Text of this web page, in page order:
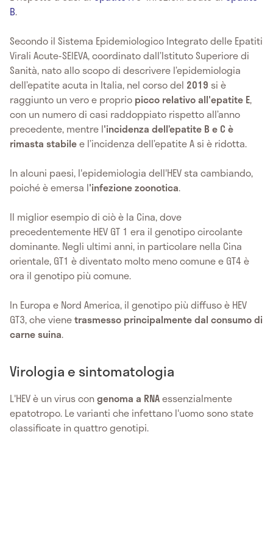
B.
Secondo il Sistema Epidemiologico Integrato delle Epatiti
Virali Acute-SEIEVA, coordinato dall’Istituto Superiore di
Sanità, nato allo scopo di descrivere l’epidemiologia
dell’epatite acuta in Italia, nel corso del 2019 si è
raggiunto un vero e proprio picco relativo all'epatite E,
con un numero di casi raddoppiato rispetto all’anno
precedente, mentre l'incidenza dell’epatite B e C è
rimasta stabilee l’incidenza dell’epatite A si è ridotta.
In alcuni paesi, l'epidemiologia dell'HEV sta cambiando,
poiché è emersa l'infezione zoonotica.
Il miglior esempio di ciò è la Cina, dove
precedentemente HEV GT 1 era il genotipo circolante
dominante. Negli ultimi anni, in particolare nella Cina
orientale, GT1 è diventato molto meno comune e GT4 è
ora il genotipo più comune.
In Europa e Nord America, il genotipo più diffuso è HEV
GT3, che vienetrasmesso principalmente dal consumo di
carne suina.
Virologia e sintomatologia
L'HEV è un virus congenoma a RNAessenzialmente
epatotropo. Le varianti che infettano l'uomo sono state
classificate in quattro genotipi.